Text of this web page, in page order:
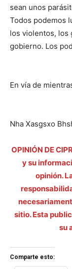
sean unos
Todos podemos
los violentos, los
gobierno. Los
En vía de
Nha Xasgsxo
OPINIÓN DE
y su
opinión.
sitio. Esta
su
Comparte esto: